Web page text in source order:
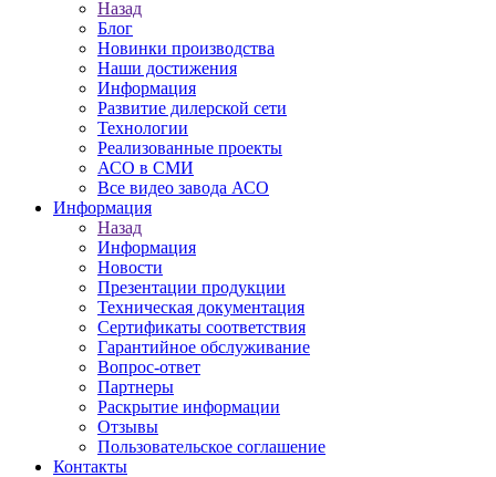
Назад
Блог
Новинки производства
Наши достижения
Информация
Развитие дилерской сети
Технологии
Реализованные проекты
АСО в СМИ
Все видео завода АСО
Информация
Назад
Информация
Новости
Презентации продукции
Техническая документация
Сертификаты соответствия
Гарантийное обслуживание
Вопрос-ответ
Партнеры
Раскрытие информации
Отзывы
Пользовательское соглашение
Контакты